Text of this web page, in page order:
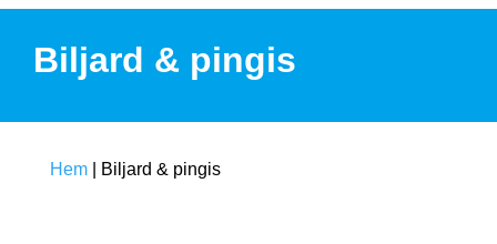
c
n
Biljard & pingis
Hem Biljard & pingis